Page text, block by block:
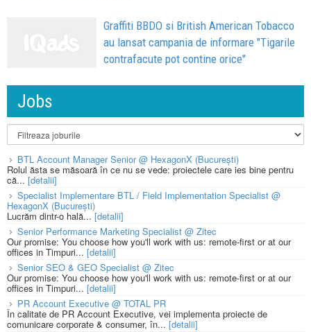
Graffiti BBDO si British American Tobacco
au lansat campania de informare "Tigarile
contrafacute pot contine orice"
Jobs
BTL Account Manager Senior @ HexagonX (București)
Rolul ăsta se măsoară în ce nu se vede: proiectele care ies bine pentru
că... [detalii]
Specialist Implementare BTL / Field Implementation Specialist @
HexagonX (București)
Lucrăm dintr-o hală...[detalii]
Senior Performance Marketing Specialist @ Zitec
Our promise: You choose how you'll work with us: remote-first or at our
offices in Timpuri... [detalii]
Senior SEO & GEO Specialist @ Zitec
Our promise: You choose how you'll work with us: remote-first or at our
offices in Timpuri... [detalii]
PR Account Executive @ TOTAL PR
În calitate de PR Account Executive, vei implementa proiecte de
comunicare corporate & consumer, în... [detalii]